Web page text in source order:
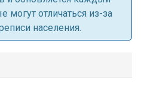
отличаться из-за
населения.